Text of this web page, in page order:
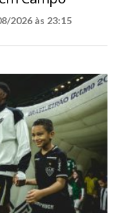
2026 às 23:15